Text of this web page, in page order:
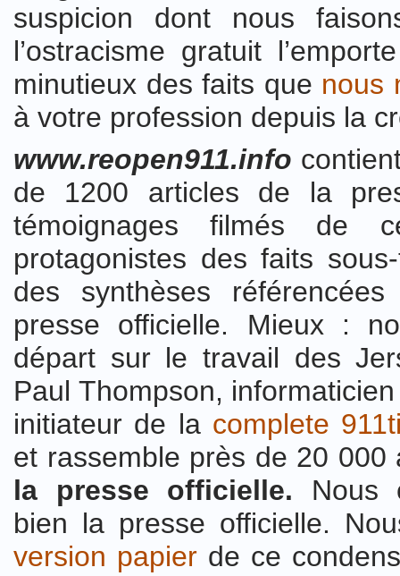
suspicion dont nous
l’ostracisme gratuit
minutieux des faits que nous
à votre profession depuis la
www.reopen911.info
de 1200 articles de la
témoignages filmés de
protagonistes des faits
des synthèses
presse officielle. Mieux :
départ sur le travail des
Paul Thompson,
initiateur de la complete
et rassemble près de 20
la presse officielle. Nous
bien la presse officielle.
version papier de ce